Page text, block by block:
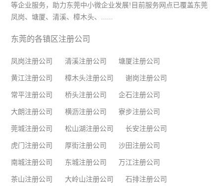
等企业服务，助力东莞中小微企业发展!目前服务网点已覆盖东莞
凤岗、塘厦、清溪、樟木头、......
东莞的各镇区注册公司
凤岗注册公司 清溪注册公司 塘厦注册公司
黄江注册公司 樟木头注册公司 谢岗注册公司
常平注册公司 桥头注册公司 企石注册公司
大朗注册公司 横沥注册公司 寮步注册公司
莞城注册公司 松山湖注册公司 长安注册公司
虎门注册公司 厚街注册公司 沙田注册公司
南城注册公司 东城注册公司 万江注册公司
茶山注册公司 大岭山注册公司 石排注册公司